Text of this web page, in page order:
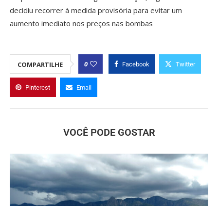
decidiu recorrer à medida provisória para evitar um
aumento imediato nos preços nas bombas
COMPARTILHE 0 Facebook Twitter
Pinterest Email
VOCÊ PODE GOSTAR